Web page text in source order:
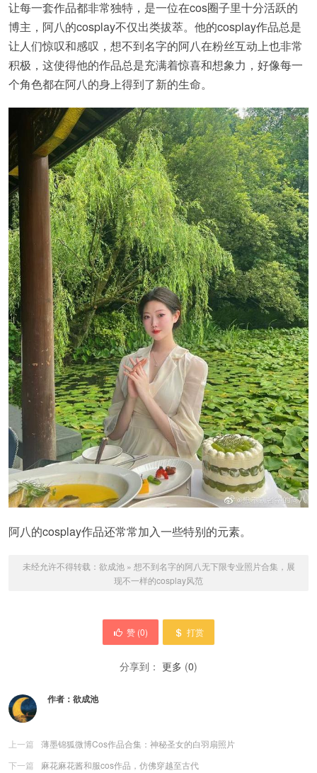
让每一套作品都非常独特，是一位在cos圈子里十分活跃的
博主，阿八的cosplay不仅出类拔萃。他的cosplay作品总是
让人们惊叹和感叹，想不到名字的阿八在粉丝互动上也非常
积极，这使得他的作品总是充满着惊喜和想象力，好像每一
个角色都在阿八的身上得到了新的生命。
阿八的cosplay作品还常常加入一些特别的元素。
未经允许不得转载： 欲成池» 想不到名字的阿八无下限专业照片合集，展
现不一样的cosplay风范
赞 (0) 打赏
分享到： 更多 (0)
作者： 欲成池
上一篇
薄墨锦狐微博Cos作品合集：神秘圣女的白羽扇照片
下一篇
麻花麻花酱和服cos作品，仿佛穿越至古代